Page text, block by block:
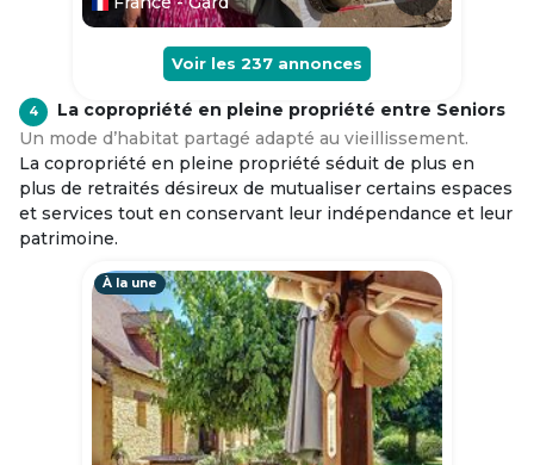
Voir les 237 annonces
4
La copropriété en pleine propriété entre Seniors
Un mode d’habitat partagé adapté au vieillissement.
La copropriété en pleine propriété séduit de plus en
plus de retraités désireux de mutualiser certains espaces
et services tout en conservant leur indépendance et leur
patrimoine.
À la une